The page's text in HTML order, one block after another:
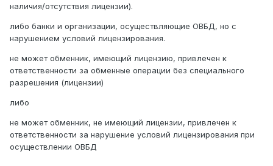
наличия/отсутствия лицензии).
либо банки и организации, осуществляющие ОВБД, но с
нарушением условий лицензирования.
не может обменник, имеющий лицензию, привлечен к
ответственности за обменные операции без специального
разрешения (лицензии)
либо
не может обменник, не имеющий лицензии, привлечен к
ответственности за нарушение условий лицензирования при
осуществлении ОВБД